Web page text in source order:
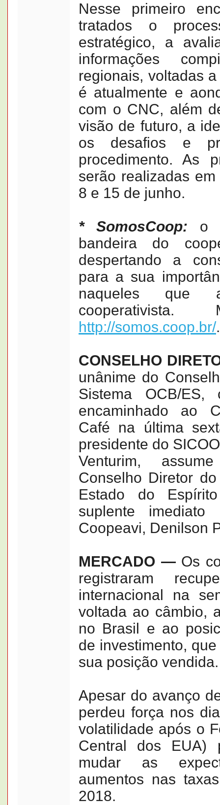
Nesse primeiro
tratados o
estratégico, a
informações
regionais, voltadas
é atualmente e
com o CNC, além
visão de futuro, a
os desafios e
procedimento. As
serão realizadas
8 e 15 de junho.
* SomosCoop: o
bandeira do
despertando a
para a sua
naqueles que
cooperativista.
http://somos.coop.br/.
CONSELHO
unânime do
Sistema OCB/ES,
encaminhado ao
Café na última
presidente do
Venturim,
Conselho Diretor
Estado do
suplente imediato
Coopeavi, Denilson
MERCADO —Os
registraram
internacional na
voltada ao câmbio,
no Brasil e ao
de investimento,
sua posição vendida.
Apesar do avanço
perdeu força nos
volatilidade após o
Central dos EUA)
mudar as
aumentos nas
2018.